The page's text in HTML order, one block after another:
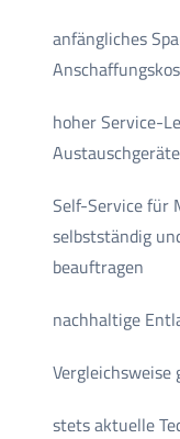
anfängliches
hoher Service-
Self-Service für
selbstständig
beauftragen
nachhaltige
stets aktuelle